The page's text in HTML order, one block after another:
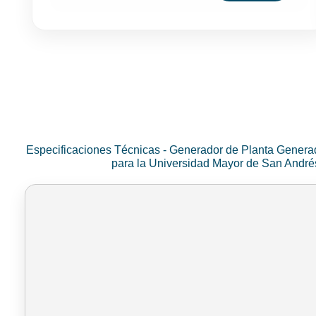
Especificaciones Técnicas - Generador de Planta
para la Universidad Mayor de San